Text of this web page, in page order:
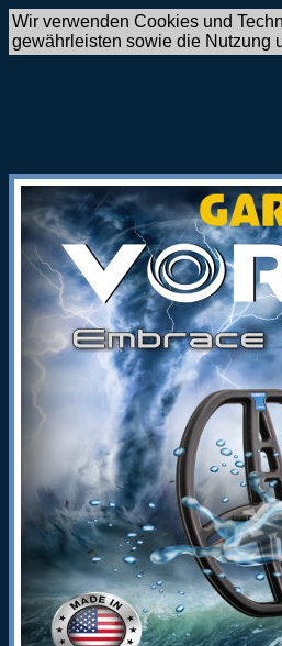
Wir verwenden Cookies und
gewährleisten sowie die Nutzung